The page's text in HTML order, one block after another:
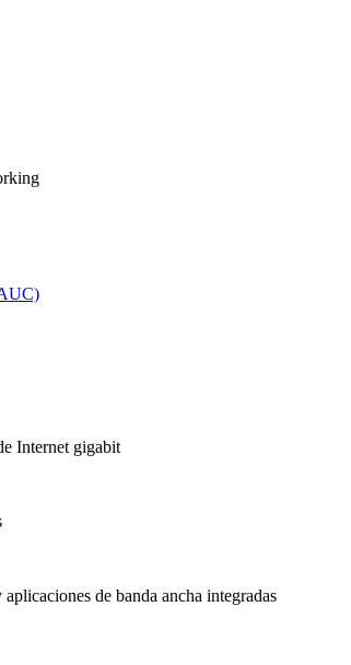
Internet gigabit
de banda ancha integradas